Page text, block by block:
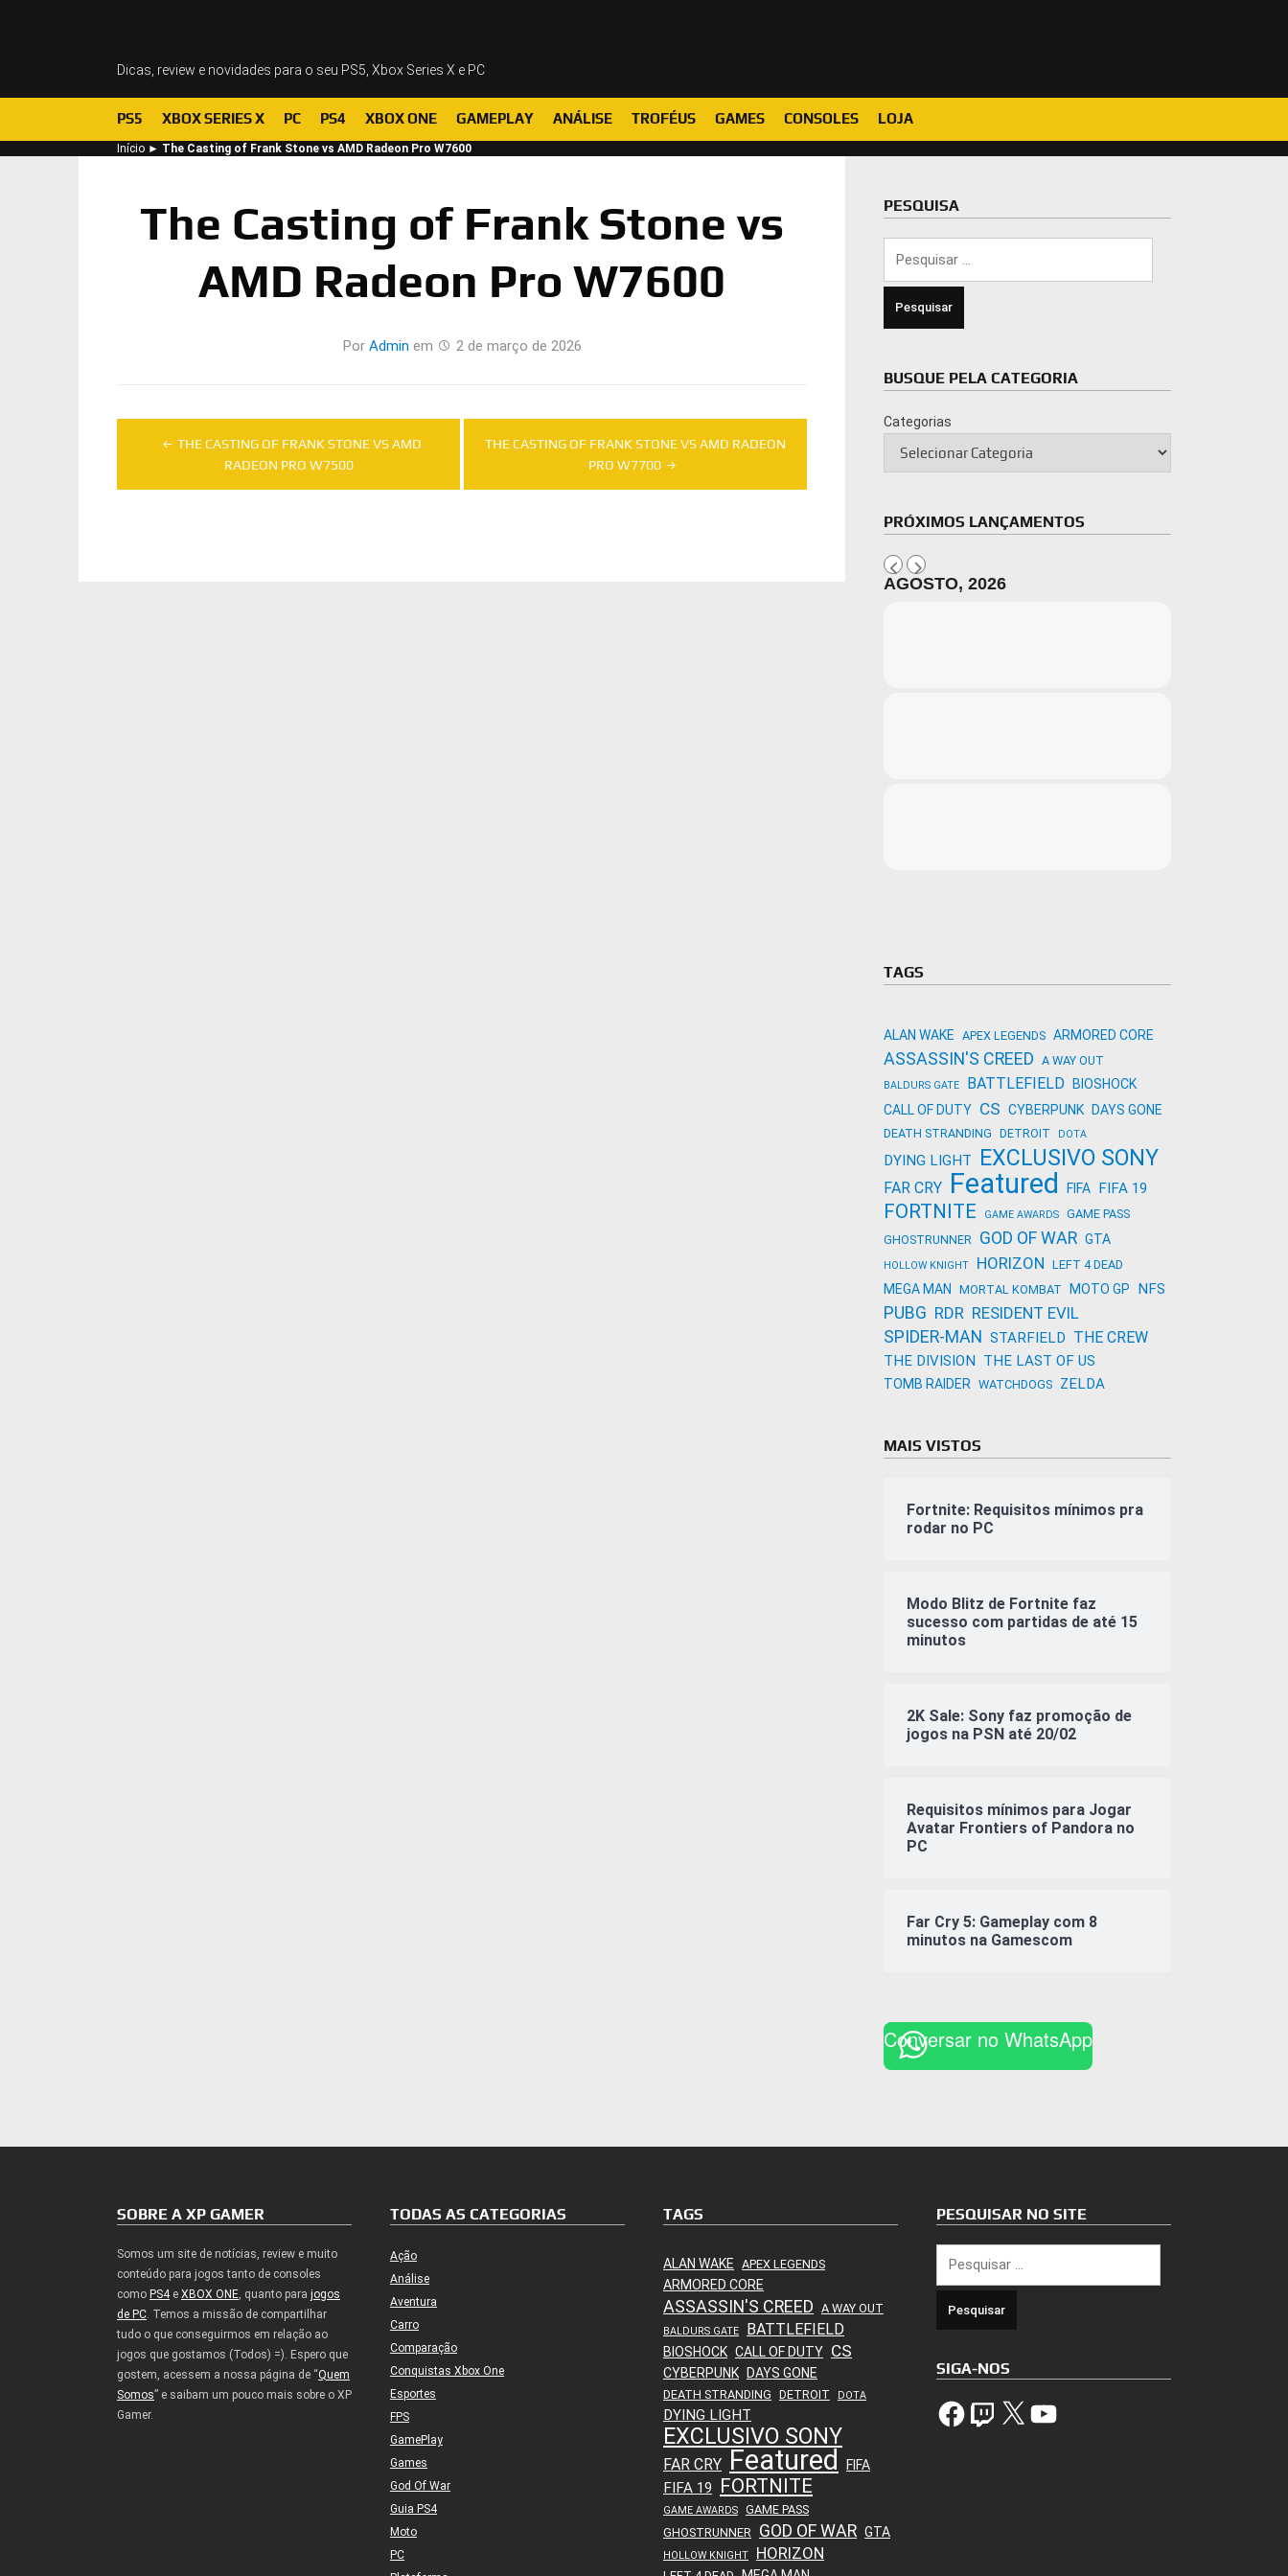
Dicas, review e novidades para o seu PS5, Xbox Series X e PC
PS5 XBOX SERIES X PC PS4 XBOX ONE GAMEPLAY ANÁLISE TROFÉUS GAMES CONSOLES LOJA
Início ► The Casting of Frank Stone vs AMD Radeon Pro W7600
The Casting of Frank Stone vs
AMD Radeon Pro W7600
Por Admin em 2 de março de 2026
Navegação
THE CASTING OF FRANK STONE VS AMD
RADEON PRO W7500
THE CASTING OF FRANK STONE VS AMD RADEON
PRO W7700
PESQUISA
BUSQUE PELA CATEGORIA
Categorias
PRÓXIMOS LANÇAMENTOS
AGOSTO, 2026
TAGS
ALAN WAKE APEX LEGENDS ARMORED CORE
ASSASSIN'S CREED A WAY OUT
BALDURS GATE BATTLEFIELD
BIOSHOCK
CALL OF DUTY CS CYBERPUNK DAYS GONE
DEATH STRANDING DETROIT DOTA
DYING LIGHT EXCLUSIVO SONY
FAR CRY Featured FIFA FIFA 19
FORTNITE GAME AWARDS
GAME PASS
GHOSTRUNNER GOD OF WAR GTA
HOLLOW KNIGHT HORIZON LEFT 4 DEAD
MEGA MAN MORTAL KOMBAT MOTO GP NFS
PUBG RDR RESIDENT EVIL
SPIDER-MAN STARFIELD THE CREW
THE DIVISION THE LAST OF US
TOMB RAIDER WATCHDOGS ZELDA
MAIS VISTOS
Fortnite: Requisitos mínimos pra
rodar no PC
Modo Blitz de Fortnite faz
sucesso com partidas de até 15
minutos
2K Sale: Sony faz promoção de
jogos na PSN até 20/02
Requisitos mínimos para Jogar
Avatar Frontiers of Pandora no
PC
Far Cry 5: Gameplay com 8
minutos na Gamescom
Conversar no WhatsApp
SOBRE A XP GAMER
Somos um site de notícias, review e muito
conteúdo para jogos tanto de consoles
como PS4e XBOX ONE, quanto para jogos
de PC. Temos a missão de compartilhar
tudo o que conseguirmos em relação ao
jogos que gostamos (Todos) =). Espero que
gostem, acessem a nossa página de “Quem
Somos” e saibam um pouco mais sobre o XP
Gamer.
TODAS AS CATEGORIAS
Ação
Análise
Aventura
Carro
Comparação
Conquistas Xbox One
Esportes
FPS
GamePlay
Games
God Of War
Guia PS4
Moto
PC
TAGS
ALAN WAKE APEX LEGENDS
ARMORED CORE
ASSASSIN'S CREED A WAY OUT
BALDURS GATE BATTLEFIELD
BIOSHOCK CALL OF DUTY CS
CYBERPUNK DAYS GONE
DEATH STRANDING DETROIT DOTA
DYING LIGHT
EXCLUSIVO SONY
FAR CRY Featured FIFA
FIFA 19 FORTNITE
GAME AWARDS
GAME PASS
GHOSTRUNNER GOD OF WAR GTA
HOLLOW KNIGHT HORIZON
PESQUISAR NO SITE
por:
SIGA-NOS
FacebookTwitch X YouTube